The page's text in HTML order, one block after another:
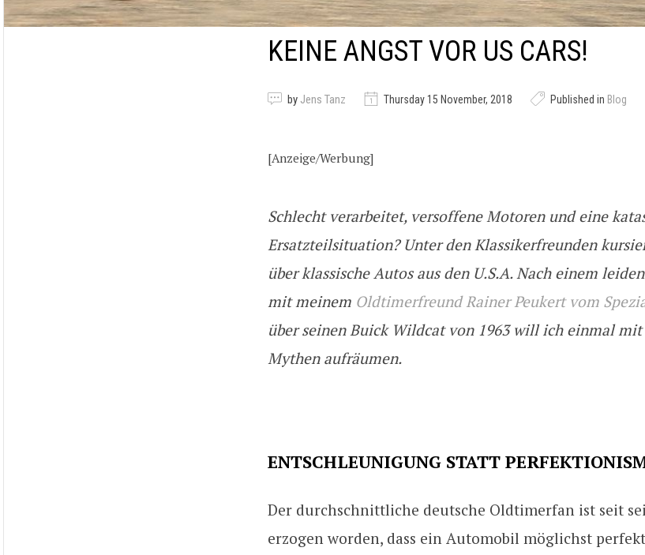
KEINE ANGST VOR US CARS!
by Jens Tanz Thursday 15 November, 2018 Published in Blog
[Anzeige/Werbung]
Schlecht verarbeitet, versoffene Motoren und eine
Ersatzteilsituation? Unter den Klassikerfreunden
über klassische Autos aus den U.S.A. Nach einem
mit meinem Oldtimerfreund Rainer Peukert vom
über seinen Buick Wildcat von 1963 will ich einmal
Mythen aufräumen.
ENTSCHLEUNIGUNG STATT
Der durchschnittliche deutsche Oldtimerfan ist seit
erzogen worden, dass ein Automobil möglichst